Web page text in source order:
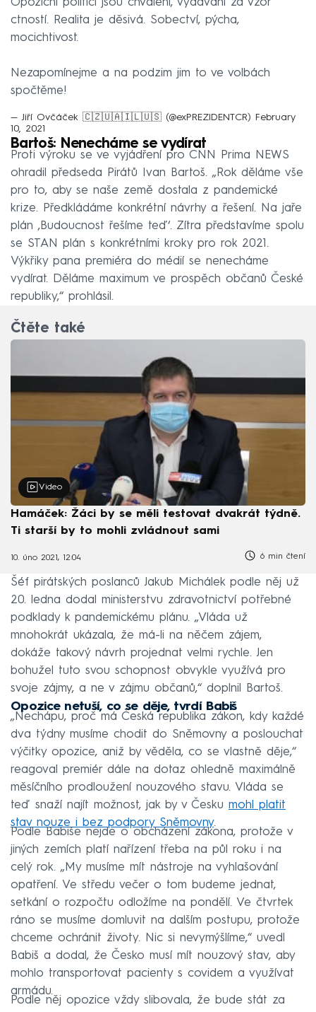
Opoziční politici jsou chváleni, vydáváni za vzor
ctností. Realita je děsivá. Sobectví, pýcha,
mocichtivost.
Nezapomínejme a na podzim jim to ve volbách
spočtěme!
— Jiří Ovčáček 🇨🇿🇺🇦🇮🇱🇺🇸 (@exPREZIDENTCR)
February
10, 2021
Bartoš: Nenecháme se vydírat
Proti výroku se ve vyjádření pro CNN Prima NEWS
ohradil předseda Pirátů Ivan Bartoš. „Rok děláme vše
pro to, aby se naše země dostala z pandemické
krize. Předkládáme konkrétní návrhy a řešení. Na jaře
plán ,Budoucnost řešíme teď‘. Zítra představíme spolu
se STAN plán s konkrétními kroky pro rok 2021.
Výkřiky pana premiéra do médií se nenecháme
vydírat. Děláme maximum ve prospěch občanů České
republiky,“ prohlásil.
Čtěte také
Video
Hamáček: Žáci by se měli testovat dvakrát týdně.
Ti starší by to mohli zvládnout sami
10. úno 2021, 12:04 6 min čtení
Šéf pirátských poslanců Jakub Michálek podle něj už
20. ledna dodal ministerstvu zdravotnictví potřebné
podklady k pandemickému plánu. „Vláda už
mnohokrát ukázala, že má-li na něčem zájem,
dokáže takový návrh projednat velmi rychle. Jen
bohužel tuto svou schopnost obvykle využívá pro
svoje zájmy, a ne v zájmu občanů,“ doplnil Bartoš.
Opozice netuší, co se děje, tvrdí Babiš
„Nechápu, proč má Česká republika zákon, kdy každé
dva týdny musíme chodit do Sněmovny a poslouchat
výčitky opozice, aniž by věděla, co se vlastně děje,“
reagoval premiér dále na dotaz ohledně maximálně
měsíčního prodloužení nouzového stavu. Vláda se
teď snaží najít možnost, jak by v Česku mohl platit
stav nouze i bez podpory Sněmovny.
Podle Babiše nejde o obcházení zákona, protože v
jiných zemích platí nařízení třeba na půl roku i na
celý rok. „My musíme mít nástroje na vyhlašování
opatření. Ve středu večer o tom budeme jednat,
setkání o rozpočtu odložíme na pondělí. Ve čtvrtek
ráno se musíme domluvit na dalším postupu, protože
chceme ochránit životy. Nic si nevymýšlíme,“ uvedl
Babiš a dodal, že Česko musí mít nouzový stav, aby
mohlo transportovat pacienty s covidem a využívat
armádu.
Podle něj opozice vždy slibovala, že bude stát za